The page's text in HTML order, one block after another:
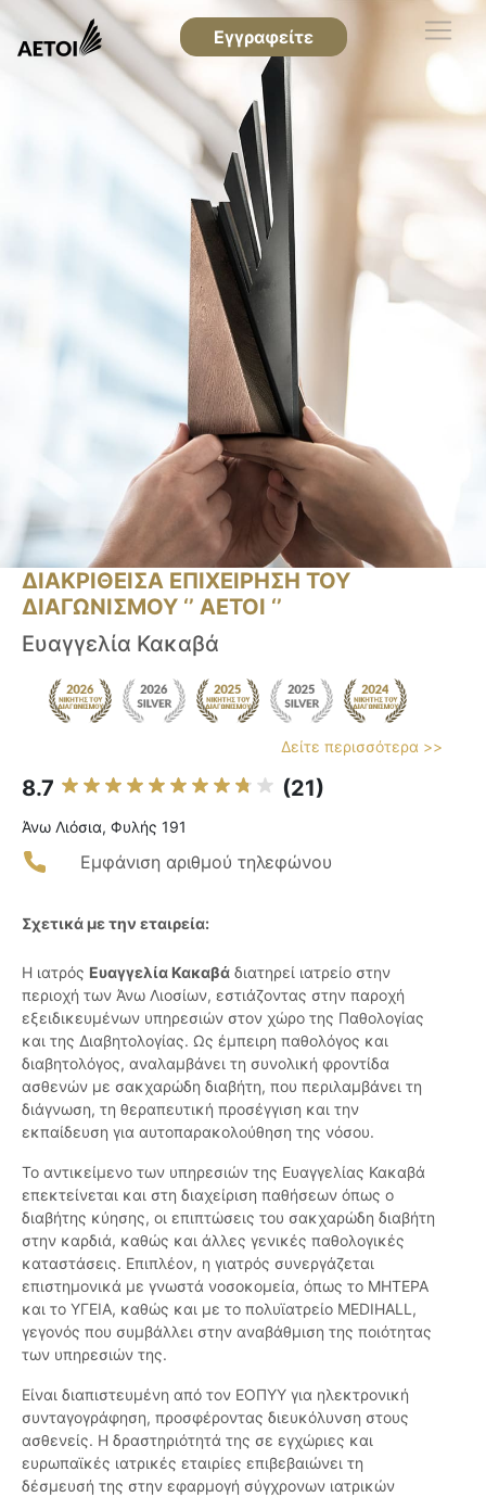
Εγγραφείτε
ΔΙΑΚΡΙΘΕΙΣΑ ΕΠΙΧΕΙΡΗΣΗ ΤΟΥ
ΔΙΑΓΩΝΙΣΜΟΥ ‘’ ΑΕΤΟΙ ‘’
Ευαγγελία Κακαβά
Δείτε περισσότερα >>
8.7 (21)
Άνω Λιόσια, Φυλής 191
Εμφάνιση αριθμού τηλεφώνου
Σχετικά με την εταιρεία:
Η ιατρός Ευαγγελία Κακαβά διατηρεί ιατρείο στην
περιοχή των Άνω Λιοσίων, εστιάζοντας στην παροχή
εξειδικευμένων υπηρεσιών στον χώρο της Παθολογίας
και της Διαβητολογίας. Ως έμπειρη παθολόγος και
διαβητολόγος, αναλαμβάνει τη συνολική φροντίδα
ασθενών με σακχαρώδη διαβήτη, που περιλαμβάνει τη
διάγνωση, τη θεραπευτική προσέγγιση και την
εκπαίδευση για αυτοπαρακολούθηση της νόσου.
Το αντικείμενο των υπηρεσιών της Ευαγγελίας Κακαβά
επεκτείνεται και στη διαχείριση παθήσεων όπως ο
διαβήτης κύησης, οι επιπτώσεις του σακχαρώδη διαβήτη
στην καρδιά, καθώς και άλλες γενικές παθολογικές
καταστάσεις. Επιπλέον, η γιατρός συνεργάζεται
επιστημονικά με γνωστά νοσοκομεία, όπως το ΜΗΤΕΡΑ
και το ΥΓΕΙΑ, καθώς και με το πολυϊατρείο MEDIHALL,
γεγονός που συμβάλλει στην αναβάθμιση της ποιότητας
των υπηρεσιών της.
Είναι διαπιστευμένη από τον ΕΟΠΥΥ για ηλεκτρονική
συνταγογράφηση, προσφέροντας διευκόλυνση στους
ασθενείς. Η δραστηριότητά της σε εγχώριες και
ευρωπαϊκές ιατρικές εταιρίες επιβεβαιώνει τη
δέσμευσή της στην εφαρμογή σύγχρονων ιατρικών